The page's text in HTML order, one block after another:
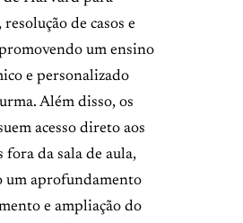
resolução de casos e
um ensino
e personalizado
Além disso, os
acesso direto aos
fora da sala de aula,
aprofundamento
e ampliação do